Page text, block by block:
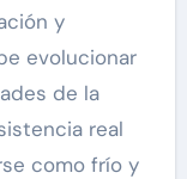
y
evolucionar
de la
real
como frío y